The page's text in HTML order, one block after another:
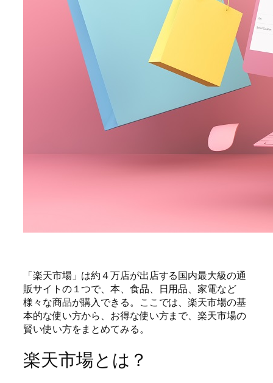
「楽天市場」は約４万店が出店する国内最大級の通
販サイトの１つで、本、食品、日用品、家電など
様々な商品が購入できる。ここでは、楽天市場の基
本的な使い方から、お得な使い方まで、楽天市場の
賢い使い方をまとめてみる。
楽天市場とは？